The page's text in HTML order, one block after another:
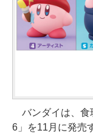
バンダイは、食
6」を11月に発売